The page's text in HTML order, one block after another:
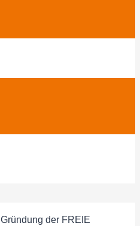
Gründung der FREIE